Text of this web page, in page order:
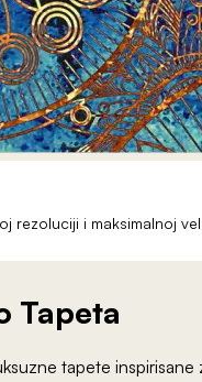
rezoluciji i maksimalnoj
Tapeta
tapete